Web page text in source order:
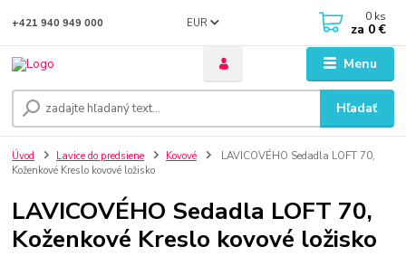
Menu
EUR
Hľadať
+421 940 949 000 0 ks
za 0 €
Úvod Lavice do predsiene Kovové
LAVICOVÉHO Sedadla LOFT 70,
Koženkové Kreslo kovové ložisko
LAVICOVÉHO Sedadla LOFT 70,
Koženkové Kreslo kovové ložisko